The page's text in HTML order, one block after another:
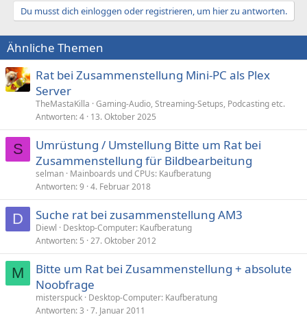
Du musst dich einloggen oder registrieren, um hier zu antworten.
Ähnliche Themen
Rat bei Zusammenstellung Mini-PC als Plex
Server
TheMastaKilla Gaming-Audio, Streaming-Setups, Podcasting etc.
Antworten 4 13. Oktober 2025
S
Umrüstung / Umstellung Bitte um Rat bei
Zusammenstellung für Bildbearbeitung
selman Mainboards und CPUs: Kaufberatung
Antworten 9 4. Februar 2018
D Suche rat bei zusammenstellung AM3
Diewl
Desktop-Computer: Kaufberatung
Antworten 5 27. Oktober 2012
M
Bitte um Rat bei Zusammenstellung + absolute
Noobfrage
misterspuck Desktop-Computer: Kaufberatung
Antworten 3 7. Januar 2011